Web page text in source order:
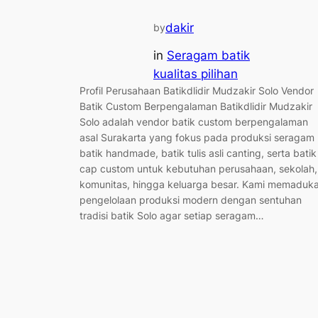
bydakir
in Seragam batik
kualitas pilihan
Profil Perusahaan Batikdlidir Mudzakir Solo Vendor
Batik Custom Berpengalaman Batikdlidir Mudzakir
Solo adalah vendor batik custom berpengalaman
asal Surakarta yang fokus pada produksi seragam
batik handmade, batik tulis asli canting, serta batik
cap custom untuk kebutuhan perusahaan, sekolah,
komunitas, hingga keluarga besar. Kami
pengelolaan produksi modern dengan sentuhan
tradisi batik Solo agar setiap seragam…